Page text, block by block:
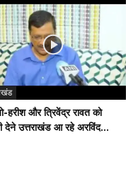
हरीश और त्रिवेंद्र रावत को
देने उत्तराखंड आ रहे अरविंद...